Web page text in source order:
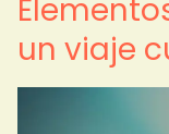
un viaje